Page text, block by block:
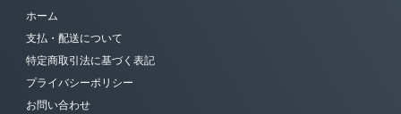
ホーム
支払・配送について
特定商取引法に基づく表記
プライバシーポリシー
お問い合わせ